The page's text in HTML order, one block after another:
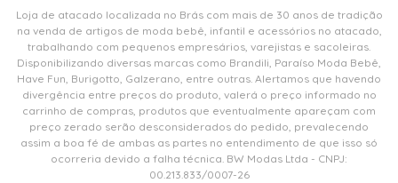
Loja de atacado localizada no Brás com mais de 30 anos de tradição
na venda de artigos de moda bebê, infantil e acessórios no atacado,
trabalhando com pequenos empresários, varejistas e sacoleiras.
Disponibilizando diversas marcas como Brandili, Paraíso Moda Bebê,
Have Fun, Burigotto, Galzerano, entre outras. Alertamos que havendo
divergência entre preços do produto, valerá o preço informado no
carrinho de compras, produtos que eventualmente apareçam com
preço zerado serão desconsiderados do pedido, prevalecendo
assim a boa fé de ambas as partes no entendimento de que isso só
ocorreria devido a falha técnica. BW Modas Ltda - CNPJ:
00.213.833/0007-26